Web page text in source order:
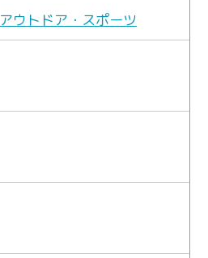
アウトドア・スポーツ